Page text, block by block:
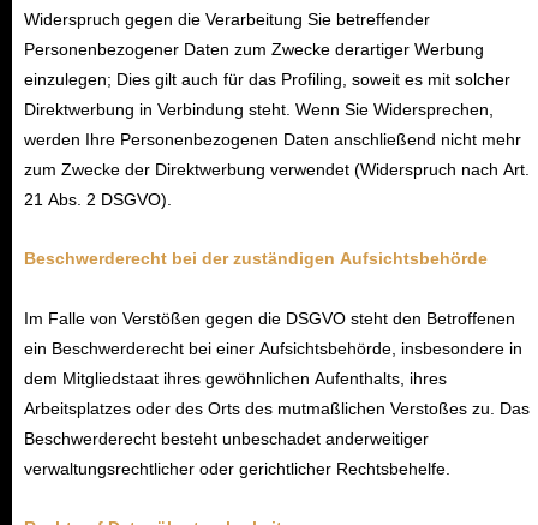
Widerspruch gegen die Verarbeitung Sie betreffender
Personenbezogener Daten zum Zwecke derartiger Werbung
einzulegen; Dies gilt auch für das Profiling, soweit es mit solcher
Direktwerbung in Verbindung steht. Wenn Sie Widersprechen,
werden Ihre Personenbezogenen Daten anschließend nicht mehr
zum Zwecke der Direktwerbung verwendet (Widerspruch nach Art.
21 Abs. 2 DSGVO).
Beschwerderecht bei der zuständigen Aufsichtsbehörde
Im Falle von Verstößen gegen die DSGVO steht den Betroffenen
ein Beschwerderecht bei einer Aufsichtsbehörde, insbesondere in
dem Mitgliedstaat ihres gewöhnlichen Aufenthalts, ihres
Arbeitsplatzes oder des Orts des mutmaßlichen Verstoßes zu. Das
Beschwerderecht besteht unbeschadet anderweitiger
verwaltungsrechtlicher oder gerichtlicher Rechtsbehelfe.